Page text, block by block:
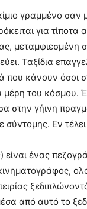
γραμμένο σαν
για τίποτα
μεταμφιεσμένη
Ταξίδια
κάνουν όσοι
του κόσμου.
γήινη
σύντομης. Εν
ένας
από αυτό το